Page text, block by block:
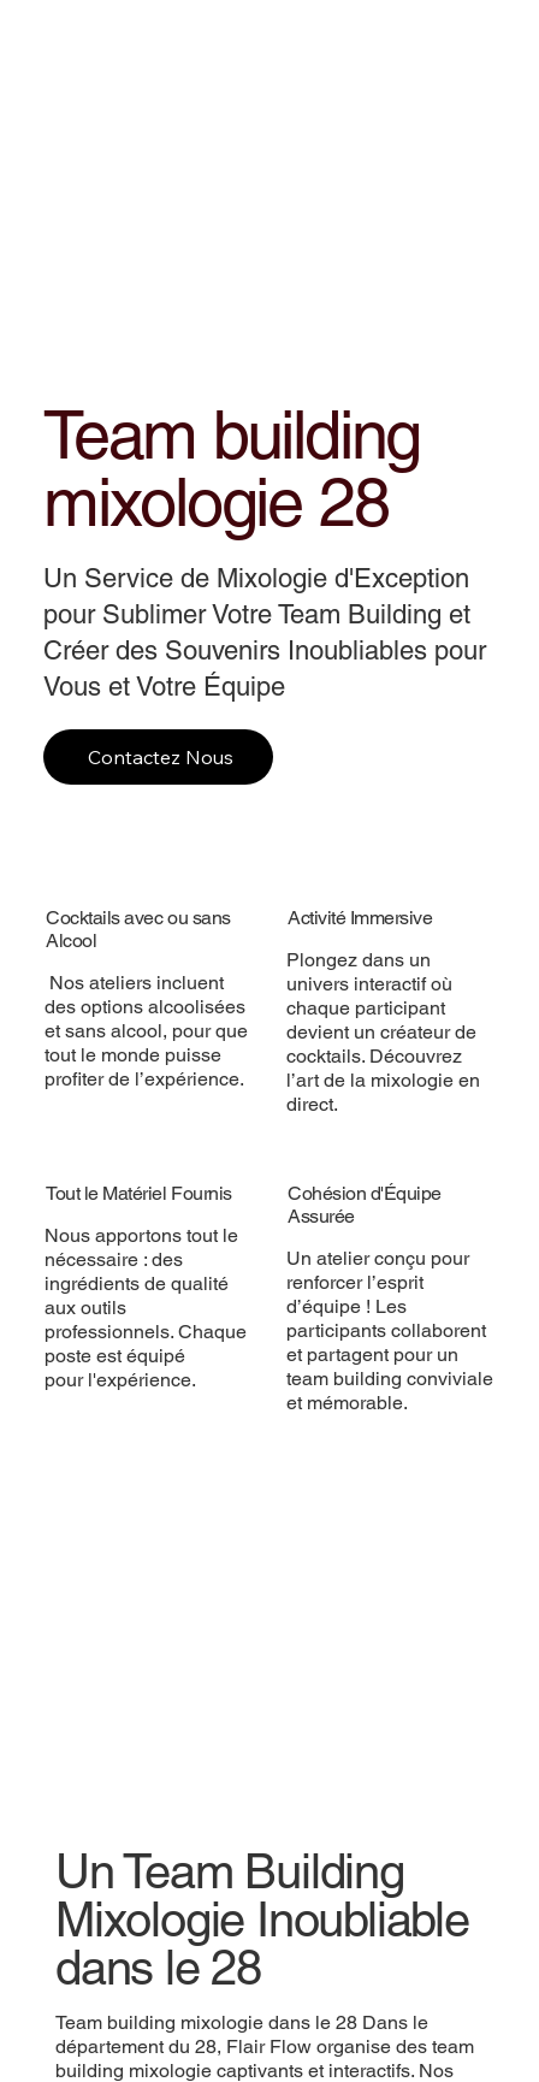
Team building
mixologie 28
Un Service de Mixologie d'Exception
pour Sublimer Votre Team Building et
Créer des Souvenirs Inoubliables pour
Vous et Votre Équipe
Contactez Nous
Cocktails avec ou sans
Alcool
Nos ateliers incluent
des options alcoolisées
et sans alcool, pour que
tout le monde puisse
profiter de l’expérience.
Activité Immersive
Plongez dans un
univers interactif où
chaque participant
devient un créateur de
cocktails. Découvrez
l’art de la mixologie en
direct.
Tout le Matériel Fournis
Nous apportons tout le
nécessaire : des
ingrédients de qualité
aux outils
professionnels. Chaque
poste est équipé
pour l'expérience.
Cohésion d'Équipe
Assurée
Un atelier conçu pour
renforcer l’esprit
d’équipe ! Les
participants collaborent
et partagent pour un
team building conviviale
et mémorable.
Un Team Building
Mixologie Inoubliable
dans le 28
Team building mixologie dans le 28 Dans le
département du 28, Flair Flow organise des team
building mixologie captivants et interactifs. Nos